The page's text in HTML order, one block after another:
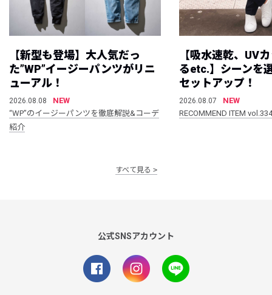
【新型も登場】大人気だっ
た”WP”イージーパンツがリニ
ューアル！
2026.08.08
NEW
“WP”のイージーパンツを徹底解説&コーデ
紹介
【吸水速乾、UV
るetc.】シーンを
セットアップ！
2026.08.07
NEW
RECOMMEND ITEM vol.334
すべて見る
公式SNSアカウント